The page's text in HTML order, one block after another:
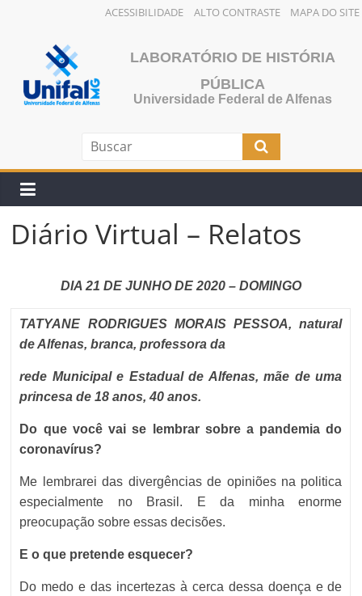
ACESSIBILIDADE ALTO CONTRASTE MAPA DO SITE
conteúdo
LABORATÓRIO DE HISTÓRIA
PÚBLICA
Universidade Federal de Alfenas
Diário Virtual – Relatos
DIA 21 DE JUNHO DE 2020 – DOMINGO
TATYANE RODRIGUES MORAIS PESSOA, natural
de Alfenas, branca, professora da
rede Municipal e Estadual de Alfenas, mãe de uma
princesa de 18 anos, 40 anos.
Do que você vai se lembrar sobre a pandemia do
coronavírus?
Me lembrarei das divergências de opiniões na politica
especialmente no Brasil. E da minha enorme
preocupação sobre essas decisões.
E o que pretende esquecer?
Do medo e das incertezas à cerca dessa doença e de